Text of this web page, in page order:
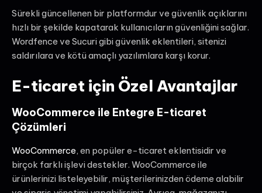
Sürekli güncellenen bir platformdur ve güvenlik açıklarını
hızlı bir şekilde kapatarak kullanıcıların güvenliğini sağlar.
Wordfence ve Sucuri gibi güvenlik eklentileri, sitenizi
saldırılara ve kötü amaçlı yazılımlara karşı korur.
E-ticaret için Özel Avantajlar
WooCommerce ile Entegre E-ticaret
Çözümleri
WooCommerce, en popüler e-ticaret eklentisidir ve
birçok farklı işlevi destekler. WooCommerce ile
ürünlerinizi listeleyebilir, müşterilerinizden ödeme alabilir